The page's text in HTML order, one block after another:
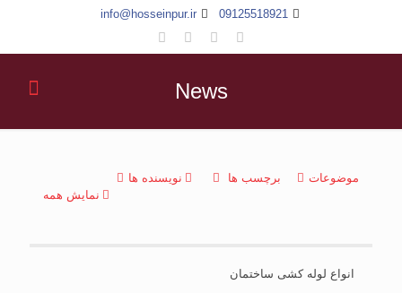
09125518921
info@hosseinpur.ir
News
موضوعات برچسب ها
نویسنده ها
نمایش همه
انواع لوله کشی ساختمان